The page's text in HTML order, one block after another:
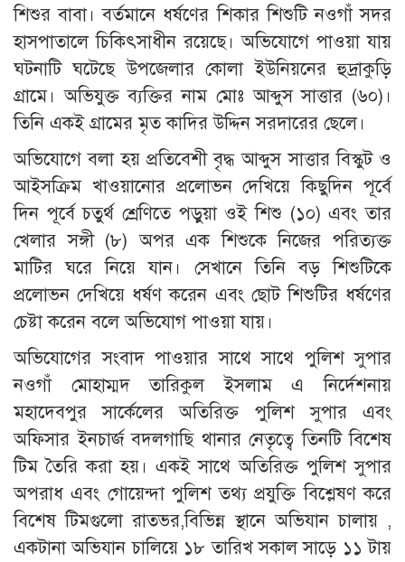
শিশুর বাবা। বর্তমানে ধর্ষণের শিকার শিশুটি নওগাঁ সদর
হাসপাতালে চিকিৎসাধীন রয়েছে। অভিযোগে পাওয়া যায়
ঘটনাটি ঘটেছে উপজেলার কোলা ইউনিয়নের হুদ্রাকুড়ি
গ্রামে। অভিযুক্ত ব্যক্তির নাম মোঃ আব্দুস সাত্তার (৬০)।
তিনি একই গ্রামের মৃত কাদির উদ্দিন সরদারের ছেলে।
অভিযোগে বলা হয় প্রতিবেশী বৃদ্ধ আব্দুস সাত্তার বিস্কুট ও
আইসক্রিম খাওয়ানোর প্রলোভন দেখিয়ে কিছুদিন পূর্বে
দিন পূর্বে চতুর্থ শ্রেণিতে পড়ুয়া ওই শিশু (১০) এবং তার
খেলার সঙ্গী (৮) অপর এক শিশুকে নিজের পরিত্যক্ত
মাটির ঘরে নিয়ে যান। সেখানে তিনি বড় শিশুটিকে
প্রলোভন দেখিয়ে ধর্ষণ করেন এবং ছোট শিশুটির ধর্ষণের
চেষ্টা করেন বলে অভিযোগ পাওয়া যায়।
অভিযোগের সংবাদ পাওয়ার সাথে সাথে পুলিশ সুপার
নওগাঁ মোহাম্মদ তারিকুল ইসলাম এ নির্দেশনায়
মহাদেবপুর সার্কেলের অতিরিক্ত পুলিশ সুপার এবং
অফিসার ইনচার্জ বদলগাছি থানার নেতৃত্বে তিনটি বিশেষ
টিম তৈরি করা হয়। একই সাথে অতিরিক্ত পুলিশ সুপার
অপরাধ এবং গোয়েন্দা পুলিশ তথ্য প্রযুক্তি বিশ্লেষণ করে
বিশেষ টিমগুলো রাতভর,বিভিন্ন স্থানে অভিযান চালায় ,
একটানা অভিযান চালিয়ে ১৮ তারিখ সকাল সাড়ে ১১ টায়